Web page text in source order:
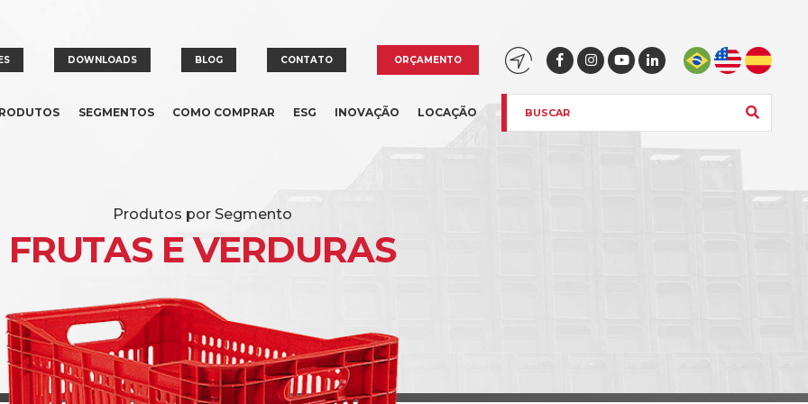
DOWNLOADS BLOG CONTATO ORÇAMENTO
SEGMENTOS COMO COMPRAR ESG INOVAÇÃO LOCAÇÃO
Produtos por Segmento
FRUTAS E VERDURAS